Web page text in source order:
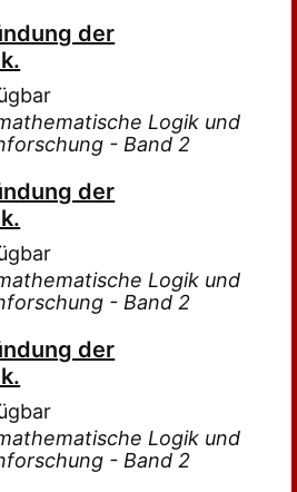
der
Logik und
- Band 2
der
Logik und
- Band 2
der
Logik und
- Band 2